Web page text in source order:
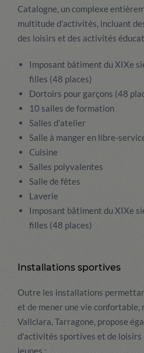
Catalogne, un complexe
multitude d'activités, incluant
des loisirs et des activités
Imposant bâtiment du XIXe
filles (48 places)
Dortoirs pour garçons (48
10 salles de formation
Salles d'atelier
Salle à manger en libre-
Cuisine
Salles polyvalentes
Salle de fêtes
Laverie
Imposant bâtiment du XIXe
filles (48 places)
Installations sportives
Outre les installations
et de mener une vie confortable,
Vallclara, Tarragone, propose
d'activités sportives et de loisirs
jeunes :